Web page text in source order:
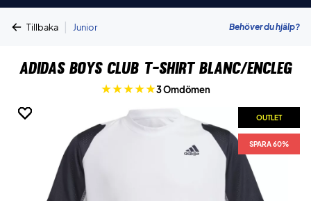
Tillbaka | Junior Behöver du hjälp?
Adidas Boys Club T-Shirt Blanc/Encleg
3 Omdömen
OUTLET
SPARA 60%
OUTLET
SPARA 60%
OUTLET
SPARA 60%
OUTLET
SPARA 60%